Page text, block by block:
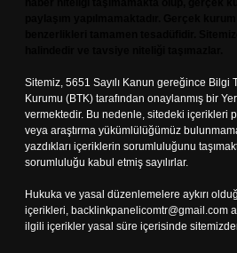
Sitemiz, 5651 Sayılı Kanun gereğince Bilgi
Kurumu (BTK) tarafından onaylanmış bir
vermektedir. Bu nedenle, sitedeki içerikleri
veya araştırma yükümlülüğümüz
yazdıkları içeriklerin sorumluluğunu
sorumluluğu kabul etmiş sayılırlar.
Hukuka ve yasal düzenlemelere aykırı
içerikleri, backlinkpanelicomtr@gmail.com
ilgili içerikler yasal süre içerisinde sitemizden